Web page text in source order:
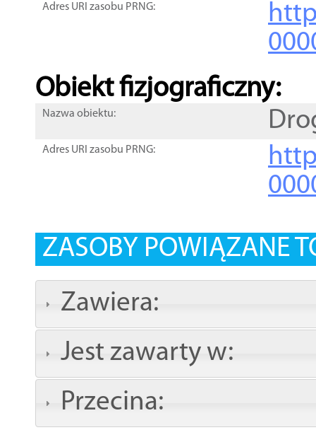
Adres URI zasobu PRNG:
Obiekt fizjograficzny:
Nazwa obiektu:
Adres URI zasobu PRNG:
ZASOBY POWIĄZANE
Zawiera:
Jest zawarty w:
Przecina: